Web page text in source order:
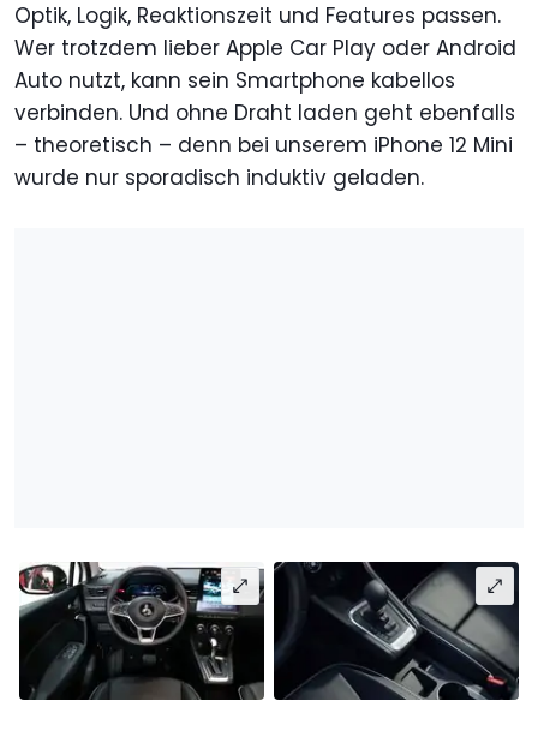
Optik, Logik, Reaktionszeit und Features passen.
Wer trotzdem lieber Apple Car Play oder Android
Auto nutzt, kann sein Smartphone kabellos
verbinden. Und ohne Draht laden geht ebenfalls
– theoretisch – denn bei unserem iPhone 12 Mini
wurde nur sporadisch induktiv geladen.